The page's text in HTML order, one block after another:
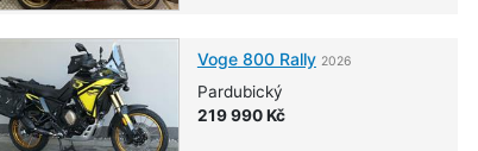
Voge800 Rally 2026
Pardubický
219 990 Kč